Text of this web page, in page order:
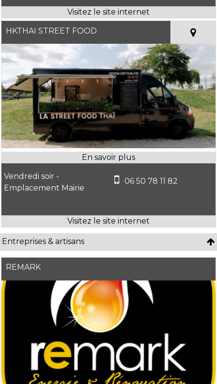
HKTHAI STREET FOOD
Vendredi soir -
Emplacement Mairie
06 50 78 11 82
Entreprises & artisans
REMARK